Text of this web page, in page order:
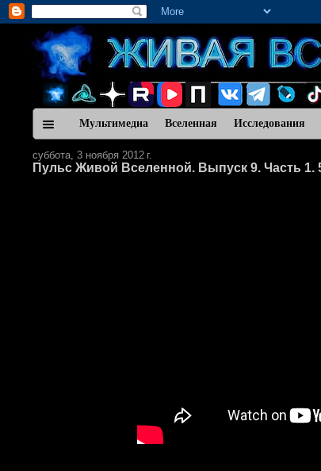
Мультимедиа Вселенная Исследования
суббота, 3 ноября 2012 г.
Пульс Живой Вселенной. Выпуск 9. Часть 1.